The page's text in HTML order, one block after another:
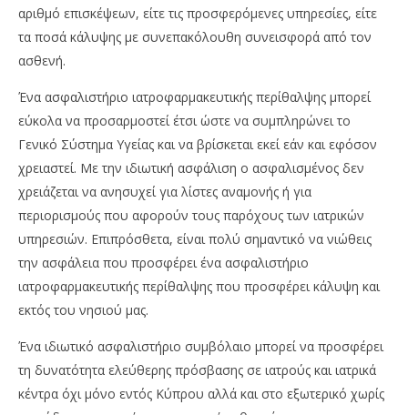
αριθμό επισκέψεων, είτε τις προσφερόμενες υπηρεσίες, είτε
τα ποσά κάλυψης με συνεπακόλουθη συνεισφορά από τον
ασθενή.
Ένα ασφαλιστήριο ιατροφαρμακευτικής περίθαλψης μπορεί
εύκολα να προσαρμοστεί έτσι ώστε να συμπληρώνει το
Γενικό Σύστημα Υγείας και να βρίσκεται εκεί εάν και εφόσον
χρειαστεί. Με την ιδιωτική ασφάλιση ο ασφαλισμένος δεν
χρειάζεται να ανησυχεί για λίστες αναμονής ή για
περιορισμούς που αφορούν τους παρόχους των ιατρικών
υπηρεσιών. Επιπρόσθετα, είναι πολύ σημαντικό να νιώθεις
την ασφάλεια που προσφέρει ένα ασφαλιστήριο
ιατροφαρμακευτικής περίθαλψης που προσφέρει κάλυψη και
εκτός του νησιού μας.
Ένα ιδιωτικό ασφαλιστήριο συμβόλαιο μπορεί να προσφέρει
τη δυνατότητα ελεύθερης πρόσβασης σε ιατρούς και ιατρικά
κέντρα όχι μόνο εντός Κύπρου αλλά και στο εξωτερικό χωρίς